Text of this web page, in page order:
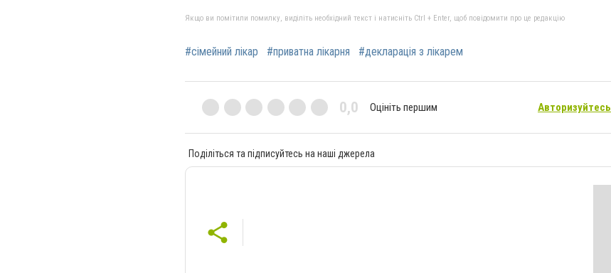
Якщо ви помітили помилку, виділіть необхідний текст і натисніть Ctrl + Enter, щоб повідомити про це редакцію
#сімейний лікар #приватна лікарня #декларація з лікарем
0,0 Оцініть першим Авторизуйтесь
Поділіться та підписуйтесь на наші джерела